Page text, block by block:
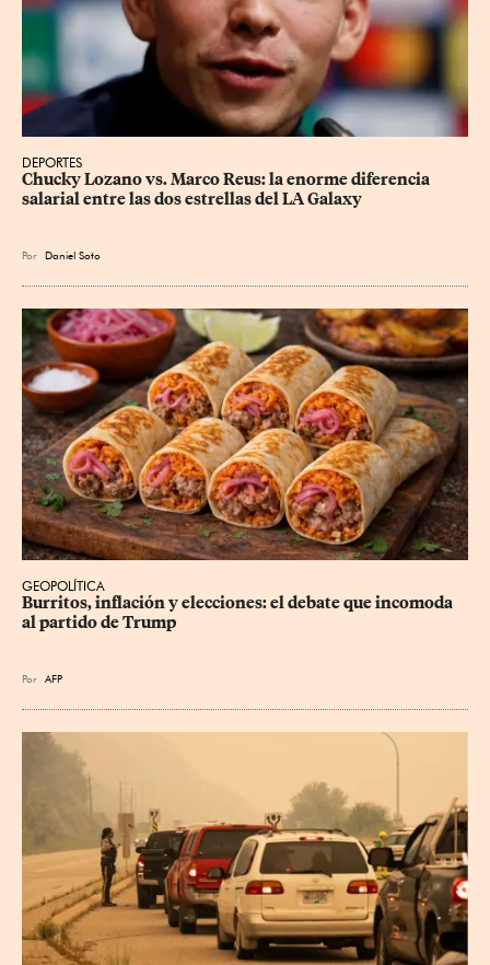
DEPORTES
Chucky Lozano vs. Marco Reus: la enorme diferencia
salarial entre las dos estrellas del LA Galaxy
Por Daniel Soto
GEOPOLÍTICA
Burritos, inflación y elecciones: el debate que incomoda
al partido de Trump
Por AFP